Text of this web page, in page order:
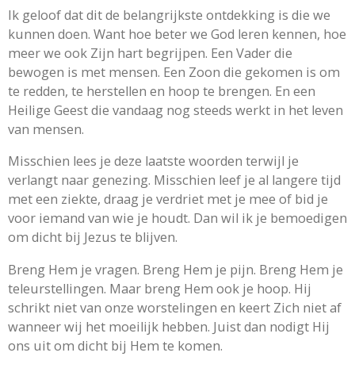
Ik geloof dat dit de belangrijkste ontdekking is die we
kunnen doen. Want hoe beter we God leren kennen, hoe
meer we ook Zijn hart begrijpen. Een Vader die
bewogen is met mensen. Een Zoon die gekomen is om
te redden, te herstellen en hoop te brengen. En een
Heilige Geest die vandaag nog steeds werkt in het leven
van mensen.
Misschien lees je deze laatste woorden terwijl je
verlangt naar genezing. Misschien leef je al langere tijd
met een ziekte, draag je verdriet met je mee of bid je
voor iemand van wie je houdt. Dan wil ik je bemoedigen
om dicht bij Jezus te blijven.
Breng Hem je vragen. Breng Hem je pijn. Breng Hem je
teleurstellingen. Maar breng Hem ook je hoop. Hij
schrikt niet van onze worstelingen en keert Zich niet af
wanneer wij het moeilijk hebben. Juist dan nodigt Hij
ons uit om dicht bij Hem te komen.